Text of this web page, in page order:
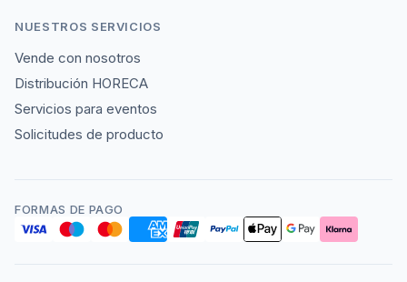
NUESTROS SERVICIOS
Vende con nosotros
Distribución HORECA
Servicios para eventos
Solicitudes de producto
FORMAS DE PAGO